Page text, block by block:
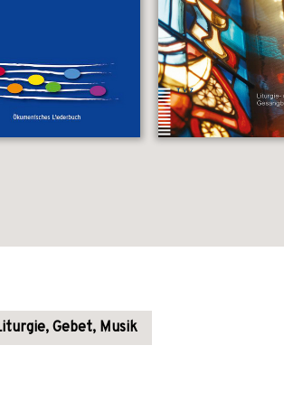
Gebet, Musik